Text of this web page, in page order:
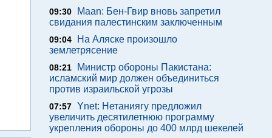
09:30
Maan: Бен-Гвир вновь запретил
свидания палестинским заключенным
09:04
На Аляске произошло
землетрясение
08:21
Министр обороны Пакистана:
исламский мир должен объединиться
против израильской угрозы
07:57 Ynet: Нетаниягу предложил
увеличить десятилетнюю программу
укрепления обороны до 400 млрд шекелей